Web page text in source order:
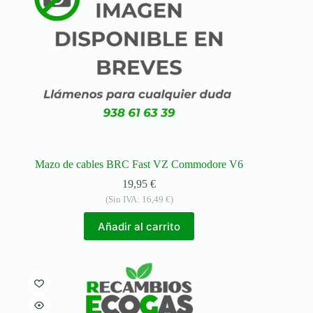
Mazo de cables BRC Fast VZ Commodore V6
19,95€
(Sin IVA: 16,49 €)
Añadir al carrito